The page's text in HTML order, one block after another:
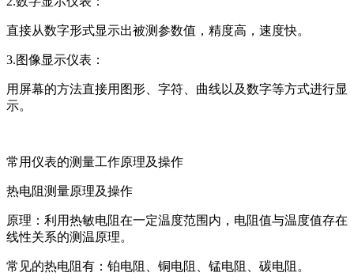
直接从数字形式显示出被测参数值，精度高，速度快。
3.图像显示仪表：
用屏幕的方法直接用图形、字符、曲线以及数字等方式进行显
示。
常用仪表的测量工作原理及操作
热电阻测量原理及操作
原理：利用热敏电阻在一定温度范围内，电阻值与温度值存在
线性关系的测温原理。
常见的热电阻有：铂电阻、铜电阻、锰电阻、碳电阻。